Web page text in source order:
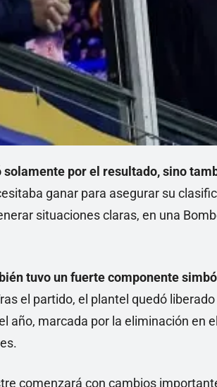
por el resultado, sino
ganar para asegurar su
situaciones claras, en una
tuvo un fuerte componente
el partido, el plantel quedó
año, marcada por la eliminación en
comenzará con cambios